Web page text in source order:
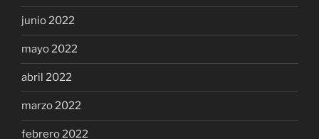
junio 2022
mayo 2022
abril 2022
marzo 2022
febrero 2022